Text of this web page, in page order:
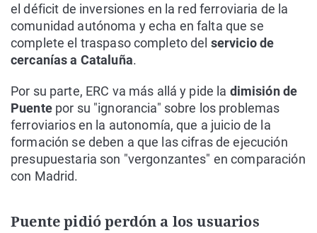
el déficit de inversiones en la red ferroviaria de la
comunidad autónoma y echa en falta que se
complete el traspaso completo del servicio de
cercanías a Cataluña.
Por su parte, ERC va más allá y pide la dimisión de
Puentepor su "ignorancia" sobre los problemas
ferroviarios en la autonomía, que a juicio de la
formación se deben a que las cifras de ejecución
presupuestaria son "vergonzantes" en comparación
con Madrid.
Puente pidió perdón a los usuarios